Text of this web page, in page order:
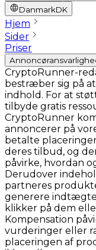
DanmarkDK
Hjem
Sider
Priser
CryptoRunner-
bestræber sig på
indhold. For at
tilbyde gratis
CryptoRunner
annoncerer på
betalte
deres tilbud, og
påvirke, hvordan
Derudover
partneres
generere
klikker på dem
Kompensation
vurderinger eller
placeringen af